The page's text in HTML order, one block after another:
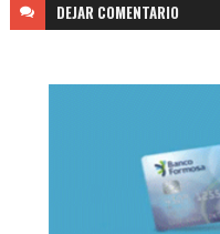
DEJAR COMENTARIO